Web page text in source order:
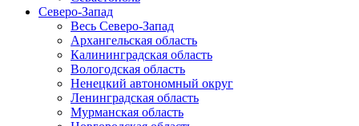
Северо-Запад
Весь Северо-Запад
Архангельская область
Калининградская область
Вологодская область
Ненецкий автономный округ
Ленинградская область
Мурманская область